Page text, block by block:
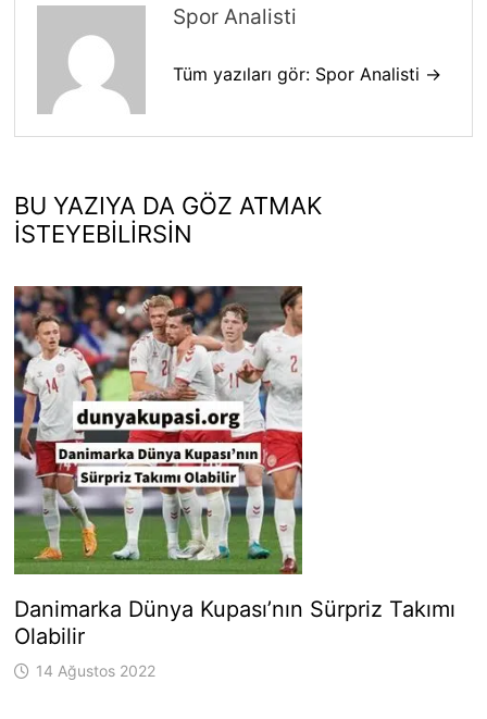
Spor Analisti
Tüm yazıları gör: Spor Analisti →
BU YAZIYA DA GÖZ ATMAK
İSTEYEBILIRSIN
Danimarka Dünya Kupası’nın Sürpriz Takımı
Olabilir
14 Ağustos 2022